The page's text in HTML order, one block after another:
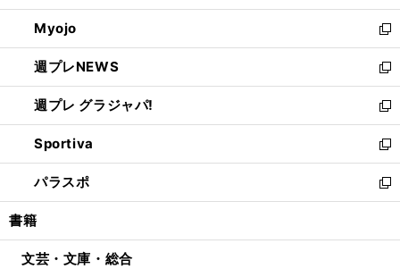
開
く
ウ
で
開
く
ン
ド
ウ
で
開
く
ウ
ィ
ン
ド
ウ
で
開
く
Myojo
新
し
い
ウ
ィ
ン
ド
ウ
で
開
週プレNEWS
新
し
い
ウ
ィ
ン
ド
ウ
開
週プレ グラジャパ!
新
し
い
ウ
ィ
ン
ウ
Sportiva
新
し
い
ウ
ン
パラスポ
新
し
ウ
書籍
文芸・文庫・総合